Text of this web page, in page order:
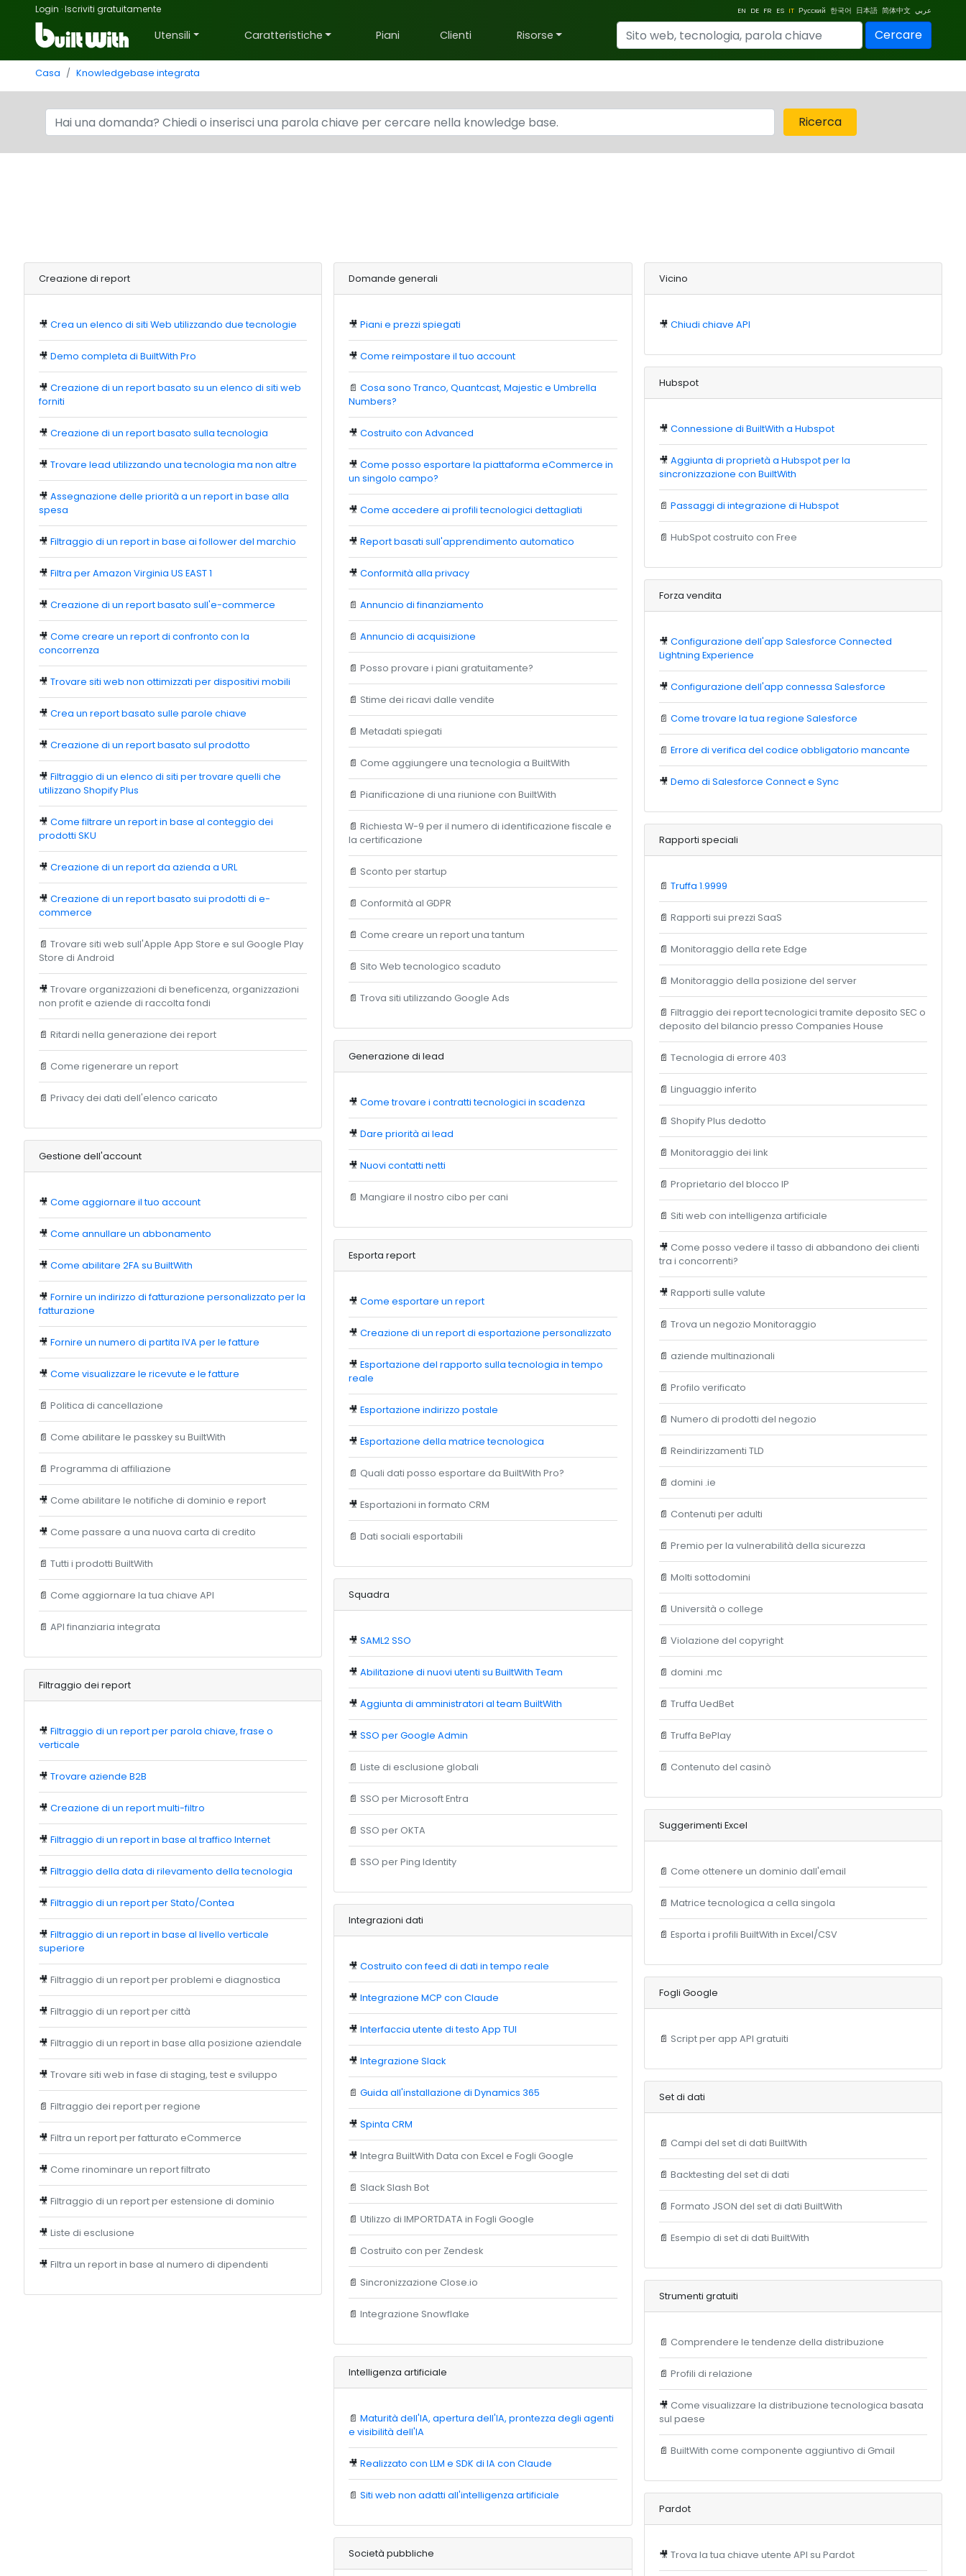
Login ·Iscriviti gratuitamente EN DE FR ES IT Русский 한국어 日本語 简体中文 عربي
Utensili Caratteristiche Piani Clienti Risorse Cercare
Casa Knowledgebase integrata
Ricerca
Creazione di report
🎥 Crea un elenco di siti Web utilizzando due tecnologie
🎥 Demo completa di BuiltWith Pro
🎥 Creazione di un report basato su un elenco di siti web
forniti
🎥 Creazione di un report basato sulla tecnologia
🎥 Trovare lead utilizzando una tecnologia ma non altre
🎥 Assegnazione delle priorità a un report in base alla
spesa
🎥 Filtraggio di un report in base ai follower del marchio
🎥 Filtra per Amazon Virginia US EAST 1
🎥 Creazione di un report basato sull'e-commerce
🎥 Come creare un report di confronto con la
concorrenza
🎥 Trovare siti web non ottimizzati per dispositivi mobili
🎥 Crea un report basato sulle parole chiave
🎥 Creazione di un report basato sul prodotto
🎥 Filtraggio di un elenco di siti per trovare quelli che
utilizzano Shopify Plus
🎥 Come filtrare un report in base al conteggio dei
prodotti SKU
🎥 Creazione di un report da azienda a URL
🎥 Creazione di un report basato sui prodotti di e-
commerce
📄 Trovare siti web sull'Apple App Store e sul Google Play
Store di Android
🎥 Trovare organizzazioni di beneficenza, organizzazioni
non profit e aziende di raccolta fondi
📄 Ritardi nella generazione dei report
📄 Come rigenerare un report
📄 Privacy dei dati dell'elenco caricato
Gestione dell'account
🎥 Come aggiornare il tuo account
🎥 Come annullare un abbonamento
🎥 Come abilitare 2FA su BuiltWith
🎥 Fornire un indirizzo di fatturazione personalizzato per la
fatturazione
🎥 Fornire un numero di partita IVA per le fatture
🎥 Come visualizzare le ricevute e le fatture
📄 Politica di cancellazione
📄 Come abilitare le passkey su BuiltWith
📄 Programma di affiliazione
🎥 Come abilitare le notifiche di dominio e report
🎥 Come passare a una nuova carta di credito
📄 Tutti i prodotti BuiltWith
📄 Come aggiornare la tua chiave API
📄 API finanziaria integrata
Filtraggio dei report
🎥 Filtraggio di un report per parola chiave, frase o
verticale
🎥 Trovare aziende B2B
🎥 Creazione di un report multi-filtro
🎥 Filtraggio di un report in base al traffico Internet
🎥 Filtraggio della data di rilevamento della tecnologia
🎥 Filtraggio di un report per Stato/Contea
🎥 Filtraggio di un report in base al livello verticale
superiore
🎥 Filtraggio di un report per problemi e diagnostica
🎥 Filtraggio di un report per città
🎥 Filtraggio di un report in base alla posizione aziendale
🎥 Trovare siti web in fase di staging, test e sviluppo
📄 Filtraggio dei report per regione
🎥 Filtra un report per fatturato eCommerce
🎥 Come rinominare un report filtrato
🎥 Filtraggio di un report per estensione di dominio
🎥 Liste di esclusione
🎥 Filtra un report in base al numero di dipendenti
Domande generali
🎥Piani e prezzi spiegati
🎥Come reimpostare il tuo account
📄Cosa sono Tranco, Quantcast, Majestic e Umbrella
Numbers?
🎥Costruito con Advanced
🎥Come posso esportare la piattaforma eCommerce in
un singolo campo?
🎥Come accedere ai profili tecnologici dettagliati
🎥Report basati sull'apprendimento automatico
🎥Conformità alla privacy
📄Annuncio di finanziamento
📄Annuncio di acquisizione
📄Posso provare i piani gratuitamente?
📄 Stime dei ricavi dalle vendite
📄Metadati spiegati
📄 Come aggiungere una tecnologia a BuiltWith
📄Pianificazione di una riunione con BuiltWith
📄Richiesta W-9 per il numero di identificazione fiscale e
la certificazione
📄 Sconto per startup
📄 Conformità al GDPR
📄 Come creare un report una tantum
📄 Sito Web tecnologico scaduto
📄Trova siti utilizzando Google Ads
Generazione di lead
🎥Come trovare i contratti tecnologici in scadenza
🎥Dare priorità ai lead
🎥Nuovi contatti netti
📄Mangiare il nostro cibo per cani
Esporta report
🎥Come esportare un report
🎥Creazione di un report di esportazione personalizzato
🎥Esportazione del rapporto sulla tecnologia in tempo
reale
🎥Esportazione indirizzo postale
🎥Esportazione della matrice tecnologica
📄 Quali dati posso esportare da BuiltWith Pro?
🎥Esportazioni in formato CRM
📄Dati sociali esportabili
Squadra
🎥SAML2 SSO
🎥Abilitazione di nuovi utenti su BuiltWith Team
🎥Aggiunta di amministratori al team BuiltWith
🎥SSO per Google Admin
📄Liste di esclusione globali
📄 SSO per Microsoft Entra
📄 SSO per OKTA
📄 SSO per Ping Identity
Integrazioni dati
🎥Costruito con feed di dati in tempo reale
🎥Integrazione MCP con Claude
🎥Interfaccia utente di testo App TUI
🎥Integrazione Slack
📄Guida all'installazione di Dynamics 365
🎥Spinta CRM
🎥Integra BuiltWith Data con Excel e Fogli Google
📄 Slack Slash Bot
📄Utilizzo di IMPORTDATA in Fogli Google
📄 Costruito con per Zendesk
📄 Sincronizzazione Close.io
📄Integrazione Snowflake
Intelligenza artificiale
📄Maturità dell'IA, apertura dell'IA, prontezza degli agenti
e visibilità dell'IA
🎥Realizzato con LLM e SDK di IA con Claude
📄Siti web non adatti all'intelligenza artificiale
Società pubbliche
Vicino
🎥 Chiudi chiave API
Hubspot
🎥 Connessione di BuiltWith a Hubspot
🎥 Aggiunta di proprietà a Hubspot per la
sincronizzazione con BuiltWith
📄 Passaggi di integrazione di Hubspot
📄 HubSpot costruito con Free
Forza vendita
🎥 Configurazione dell'app Salesforce Connected
Lightning Experience
🎥 Configurazione dell'app connessa Salesforce
📄 Come trovare la tua regione Salesforce
📄 Errore di verifica del codice obbligatorio mancante
🎥 Demo di Salesforce Connect e Sync
Rapporti speciali
📄 Truffa 1.9999
📄 Rapporti sui prezzi SaaS
📄 Monitoraggio della rete Edge
📄 Monitoraggio della posizione del server
📄 Filtraggio dei report tecnologici tramite deposito SEC o
deposito del bilancio presso Companies House
📄 Tecnologia di errore 403
📄 Linguaggio inferito
📄 Shopify Plus dedotto
📄 Monitoraggio dei link
📄 Proprietario del blocco IP
📄 Siti web con intelligenza artificiale
🎥 Come posso vedere il tasso di abbandono dei clienti
tra i concorrenti?
🎥 Rapporti sulle valute
📄 Trova un negozio Monitoraggio
📄 aziende multinazionali
📄 Profilo verificato
📄 Numero di prodotti del negozio
📄 Reindirizzamenti TLD
📄 domini .ie
📄 Contenuti per adulti
📄 Premio per la vulnerabilità della sicurezza
📄 Molti sottodomini
📄 Università o college
📄 Violazione del copyright
📄 domini .mc
📄 Truffa UedBet
📄 Truffa BePlay
📄 Contenuto del casinò
Suggerimenti Excel
📄 Come ottenere un dominio dall'email
📄 Matrice tecnologica a cella singola
📄 Esporta i profili BuiltWith in Excel/CSV
Fogli Google
📄 Script per app API gratuiti
Set di dati
📄 Campi del set di dati BuiltWith
📄 Backtesting del set di dati
📄 Formato JSON del set di dati BuiltWith
📄 Esempio di set di dati BuiltWith
Strumenti gratuiti
📄 Comprendere le tendenze della distribuzione
📄 Profili di relazione
🎥 Come visualizzare la distribuzione tecnologica basata
sul paese
📄 BuiltWith come componente aggiuntivo di Gmail
Pardot
🎥 Trova la tua chiave utente API su Pardot